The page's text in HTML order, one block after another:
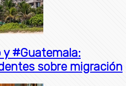
y #Guatemala:
sobre migración